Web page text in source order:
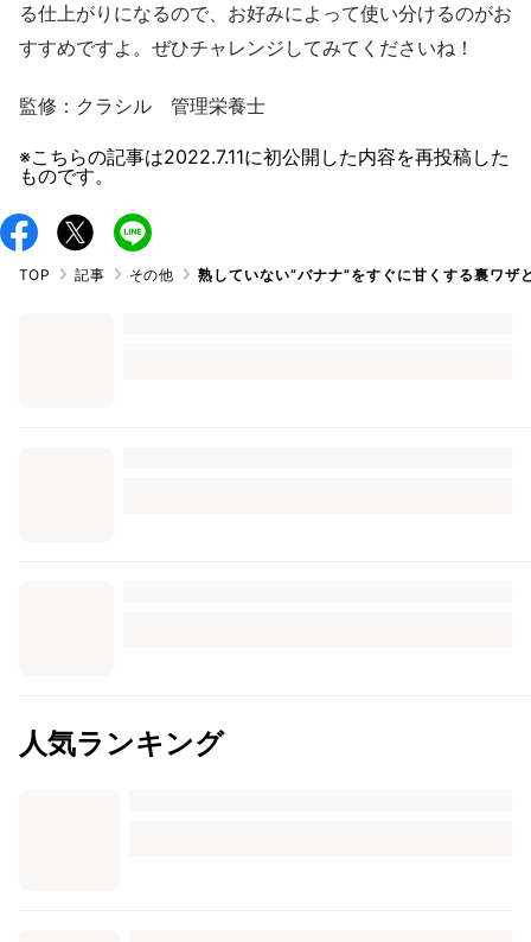
る仕上がりになるので、お好みによって使い分けるのがお
すすめですよ。ぜひチャレンジしてみてくださいね！
監修：クラシル 管理栄養士
※こちらの記事は2022.7.11に初公開した内容を再投稿した
ものです。
TOP 記事 その他 熟していない”バナナ”をすぐに甘くする裏ワ
人気ランキング